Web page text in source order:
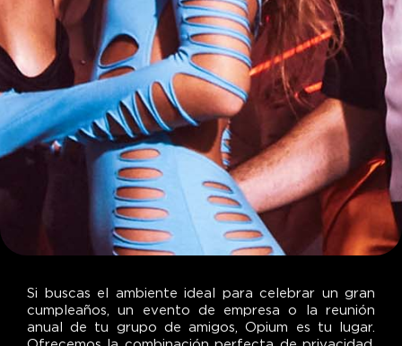
Si buscas el ambiente ideal para celebrar un gran
cumpleaños, un evento de empresa o la reunión
anual de tu grupo de amigos, Opium es tu lugar.